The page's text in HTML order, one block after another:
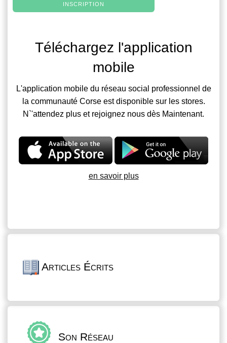
INSCRIPTION
Téléchargez l'application
mobile
L'application mobile du réseau social professionnel de
la communauté Corse est disponible sur les stores.
N`'attendez plus et rejoignez nous dès Maintenant.
en savoir plus
Articles Écrits
Son Réseau